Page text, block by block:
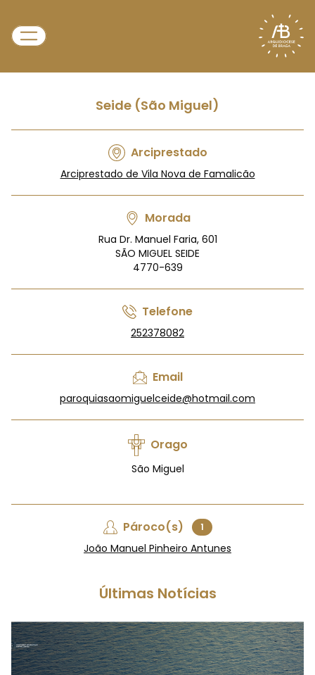
Seide (São Miguel)
Arciprestado
Arciprestado de Vila Nova de Famalicão
Morada
Rua Dr. Manuel Faria, 601
SÃO MIGUEL SEIDE
4770-639
Telefone
252378082
Email
paroquiasaomiguelceide@hotmail.com
Orago
São Miguel
Pároco(s) 1
João Manuel Pinheiro Antunes
Últimas Notícias